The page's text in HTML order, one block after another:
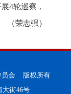
4轮巡察，
（荣志强）
员会 版权所有
大街46号